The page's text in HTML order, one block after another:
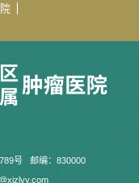
号 邮编：830000